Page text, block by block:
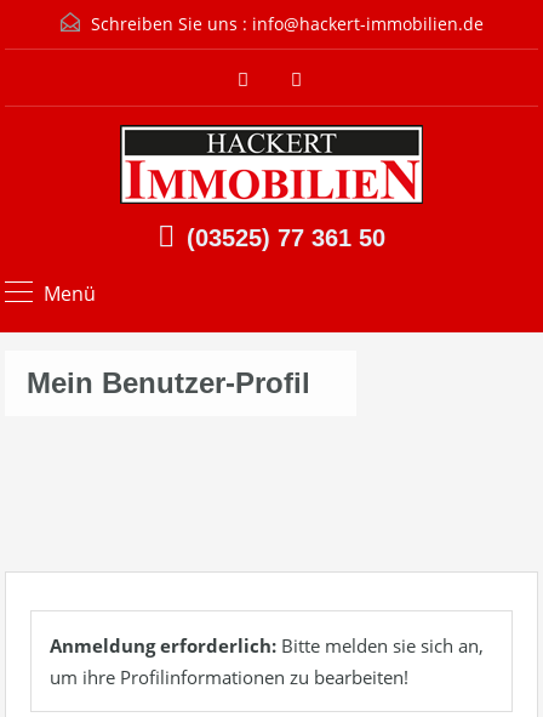
Schreiben Sie uns : info@hackert-immobilien.de
(03525) 77 361 50
Menü
Mein Benutzer-Profil
Anmeldung erforderlich: Bitte melden sie sich an,
um ihre Profilinformationen zu bearbeiten!